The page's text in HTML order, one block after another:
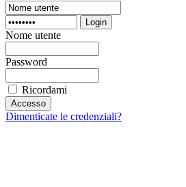
Login
Nome utente
Password
Ricordami
Dimenticate le credenziali?